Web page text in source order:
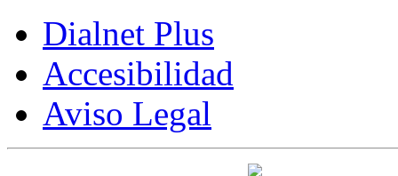
Dialnet Plus
Accesibilidad
Aviso Legal